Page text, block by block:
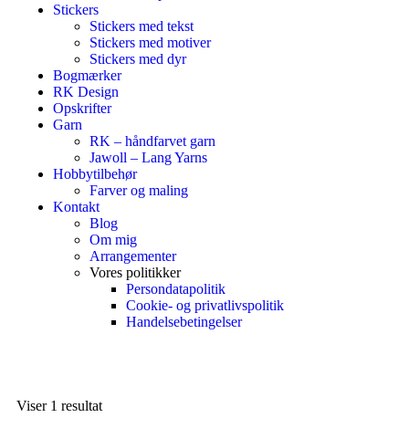
Stickers
Stickers med tekst
Stickers med motiver
Stickers med dyr
Bogmærker
RK Design
Opskrifter
Garn
RK – håndfarvet garn
Jawoll – Lang Yarns
Hobbytilbehør
Farver og maling
Kontakt
Blog
Om mig
Arrangementer
Vores politikker
Persondatapolitik
Cookie- og privatlivspolitik
Handelsebetingelser
Viser 1 resultat